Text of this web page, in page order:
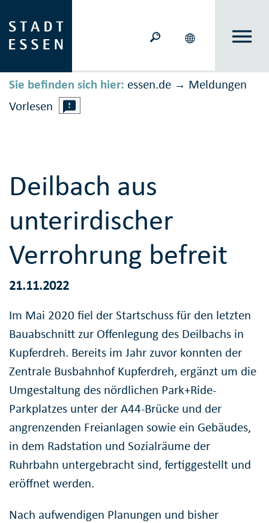
Sie befinden sich hier: essen.de → Meldungen
Vorlesen
Deilbach aus
unterirdischer
Verrohrung befreit
21.11.2022
Im Mai 2020 fiel der Startschuss für den letzten
Bauabschnitt zur Offenlegung des Deilbachs in
Kupferdreh. Bereits im Jahr zuvor konnten der
Zentrale Busbahnhof Kupferdreh, ergänzt um die
Umgestaltung des nördlichen Park+Ride-
Parkplatzes unter der A44-Brücke und der
angrenzenden Freianlagen sowie ein Gebäudes,
in dem Radstation und Sozialräume der
Ruhrbahn untergebracht sind, fertiggestellt und
eröffnet werden.
Nach aufwendigen Planungen und bisher